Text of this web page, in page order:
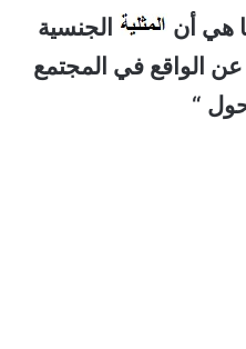
هي أن
الجنسية
الواقع في المجتمع
“